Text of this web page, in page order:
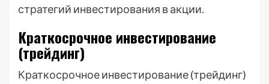
стратегий инвестирования в акции.
Краткосрочное инвестирование
(трейдинг)
Краткосрочное инвестирование (трейдинг)